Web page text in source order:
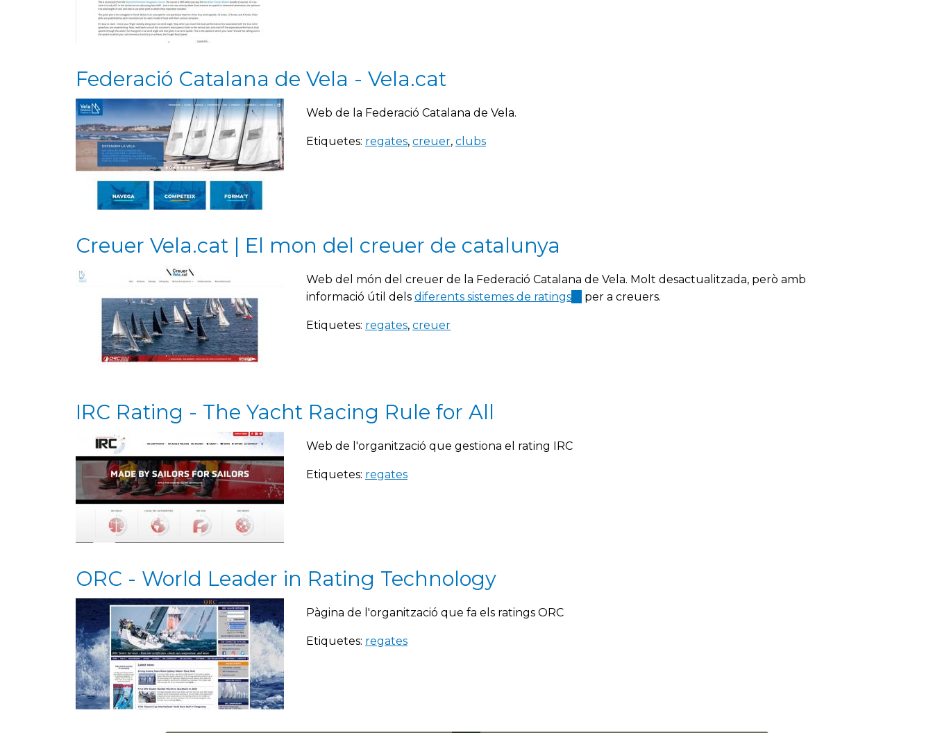
Federació Catalana de Vela - Vela.cat
Web de la Federació Catalana de Vela.
Etiquetes: regates, creuer, clubs
Creuer Vela.cat | El mon del creuer de catalunya
Web del món del creuer de la Federació Catalana de Vela. Molt desactualitzada, però amb
informació útil dels diferents sistemes de ratings (linkper a creuers.
Etiquetes: regates, creuer
IRC Rating - The Yacht Racing Rule for All
Web de l'organització que gestiona el rating IRC
Etiquetes: regates
ORC - World Leader in Rating Technology
Pàgina de l'organització que fa els ratings ORC
Etiquetes: regates